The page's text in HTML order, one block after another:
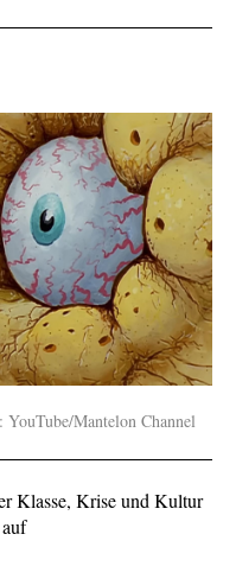
YouTube/Mantelon Channel
Klasse, Krise und Kultur